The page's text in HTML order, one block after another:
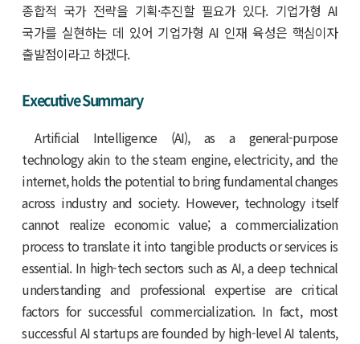
종합적 국가 전략을 기획·추진할 필요가 있다. 기업가형 AI
국가를 실현하는 데 있어 기업가형 AI 인재 육성은 핵심이자
출발점이라고 하겠다.
Executive Summary
Artificial Intelligence (AI), as a general-purpose
technology akin to the steam engine, electricity, and the
internet, holds the potential to bring fundamental changes
across industry and society. However, technology itself
cannot realize economic value; a commercialization
process to translate it into tangible products or services is
essential. In high-tech sectors such as AI, a deep technical
understanding and professional expertise are critical
factors for successful commercialization. In fact, most
successful AI startups are founded by high-level AI talents,